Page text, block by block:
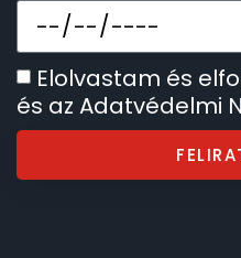
Elolvastam és
és az Adatvédelmi